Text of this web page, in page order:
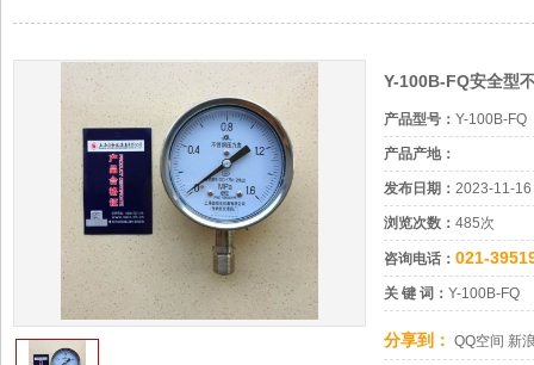
Y-100B-FQ安全型
产品型号： Y-100B-FQ
产品产地：
发布日期： 2023-11-16
浏览次数： 485次
咨询电话： 021-
关 键 词： Y-100B-FQ
分享到： QQ空间 新